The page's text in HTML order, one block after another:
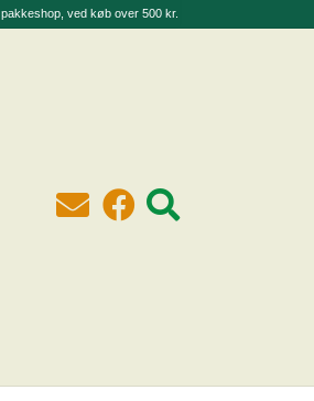
ved køb over 500 kr.